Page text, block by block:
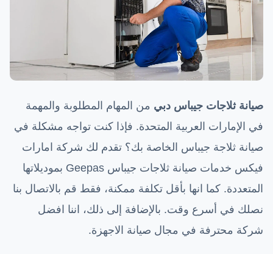
صيانة ثلاجات جيباس دبي من المهام المطلوبة والمهمة
في الإمارات العربية المتحدة. فإذا كنت تواجه مشكلة في
صيانة ثلاجة جيباس الخاصة بك؟ تقدم لك شركة امارات
فيكس خدمات صيانة ثلاجات جيباس Geepas بموديلاتها
المتعددة. كما انها بأقل تكلفة ممكنة، فقط قم بالاتصال بنا
نصلك في أسرع وقت. بالإضافة إلى ذلك، اننا افضل
شركة محترفة في مجال صيانة الاجهزة.